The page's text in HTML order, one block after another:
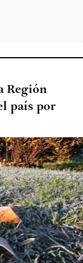
Región
país por